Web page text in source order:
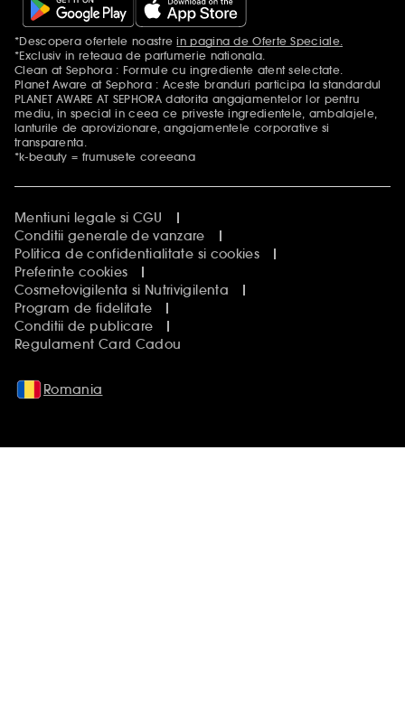
Mentiuni aditionale
*Descopera ofertele noastrein pagina de Oferte Speciale.
*Exclusiv in reteaua de parfumerie nationala.
Clean at Sephora : Formule cu ingrediente atent selectate.
Planet Aware at Sephora : Aceste branduri participa la standardul
PLANET AWARE AT SEPHORA datorita angajamentelor lor pentru
mediu, in special in ceea ce priveste ingredientele, ambalajele,
lanturile de aprovizionare, angajamentele corporative si
transparenta.
*k-beauty = frumusete coreeana
Mentiuni legale si CGU
Conditii generale de vanzare
Politica de confidentialitate si cookies
Preferinte cookies
Cosmetovigilenta si Nutrivigilenta
Program de fidelitate
Conditii de publicare
Regulament Card Cadou
Romania